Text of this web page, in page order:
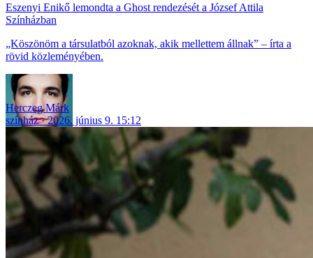
Eszenyi Enikő lemondta a Ghost rendezését a József Attila
Színházban
„Köszönöm a társulatból azoknak, akik mellettem állnak” – írta a
rövid közleményében.
Herczeg Márk
színház
2026. június 9. 15:12